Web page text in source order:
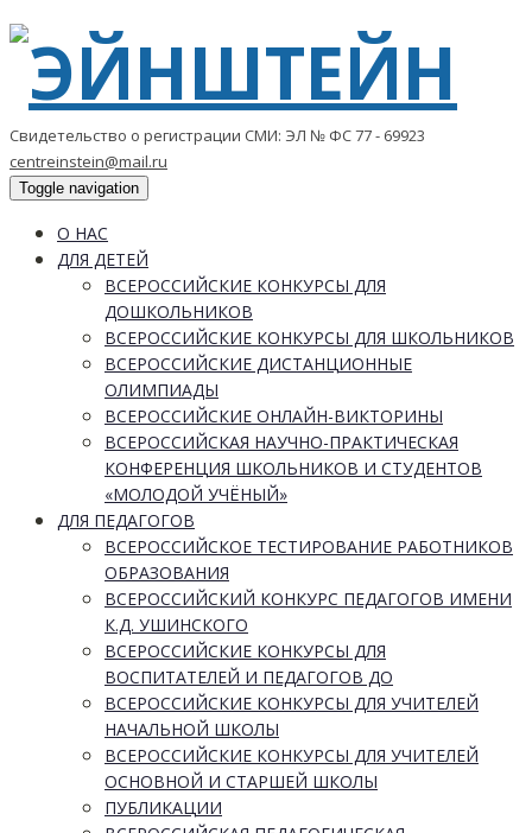
Свидетельство о регистрации СМИ: ЭЛ № ФС 77 - 69923
centreinstein@mail.ru
Toggle navigation
О НАС
ДЛЯ ДЕТЕЙ
ВСЕРОССИЙСКИЕ КОНКУРСЫ ДЛЯ
ДОШКОЛЬНИКОВ
ВСЕРОССИЙСКИЕ КОНКУРСЫ ДЛЯ ШКОЛЬНИКОВ
ВСЕРОССИЙСКИЕ ДИСТАНЦИОННЫЕ
ОЛИМПИАДЫ
ВСЕРОССИЙСКИЕ ОНЛАЙН-ВИКТОРИНЫ
ВСЕРОССИЙСКАЯ НАУЧНО-ПРАКТИЧЕСКАЯ
КОНФЕРЕНЦИЯ ШКОЛЬНИКОВ И СТУДЕНТОВ
«МОЛОДОЙ УЧЁНЫЙ»
ДЛЯ ПЕДАГОГОВ
ВСЕРОССИЙСКОЕ ТЕСТИРОВАНИЕ РАБОТНИКОВ
ОБРАЗОВАНИЯ
ВСЕРОССИЙСКИЙ КОНКУРС ПЕДАГОГОВ ИМЕНИ
К.Д. УШИНСКОГО
ВСЕРОССИЙСКИЕ КОНКУРСЫ ДЛЯ
ВОСПИТАТЕЛЕЙ И ПЕДАГОГОВ ДО
ВСЕРОССИЙСКИЕ КОНКУРСЫ ДЛЯ УЧИТЕЛЕЙ
НАЧАЛЬНОЙ ШКОЛЫ
ВСЕРОССИЙСКИЕ КОНКУРСЫ ДЛЯ УЧИТЕЛЕЙ
ОСНОВНОЙ И СТАРШЕЙ ШКОЛЫ
ПУБЛИКАЦИИ